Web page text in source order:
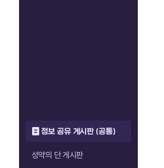
정보 공유 게시판 (공통)
성약의 단 게시판